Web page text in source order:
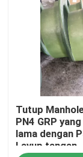
Rumah
Tutup
PN4 GRP
lama dengan
Layup tangan